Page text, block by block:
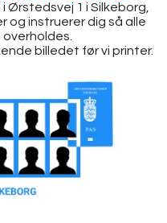
Ørstedsvej 1 i Silkeborg,
og instruerer dig så alle
billedet før vi printer.